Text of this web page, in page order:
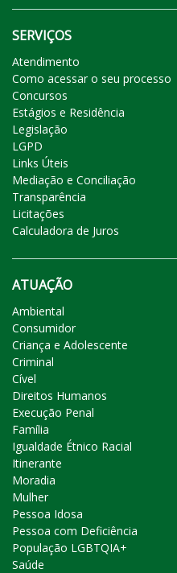
SERVIÇOS
Atendimento
Como acessar o seu processo
Concursos
Estágios e Residência
Legislação
LGPD
Links Úteis
Mediação e Conciliação
Transparência
Licitações
Calculadora de Juros
ATUAÇÃO
Ambiental
Consumidor
Criança e Adolescente
Criminal
Cível
Direitos Humanos
Execução Penal
Família
Igualdade Étnico Racial
Itinerante
Moradia
Mulher
Pessoa Idosa
Pessoa com Deficiência
População LGBTQIA+
Saúde